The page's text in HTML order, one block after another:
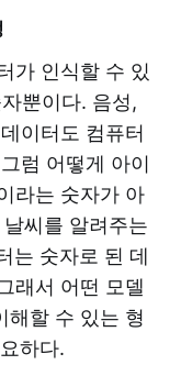
가 인식할 수 있
뿐이다. 음성,
이터도 컴퓨터
럼 어떻게 아이
라는 숫자가 아
씨를 알려주는
는 숫자로 된 데
래서 어떤 모델
해할 수 있는 형
하다.